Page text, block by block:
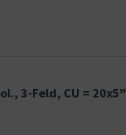
3-Feld, CU = 20x5"